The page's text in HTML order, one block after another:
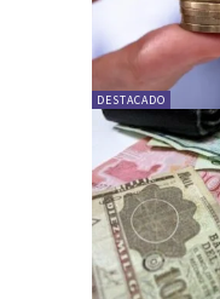
DESTACADO